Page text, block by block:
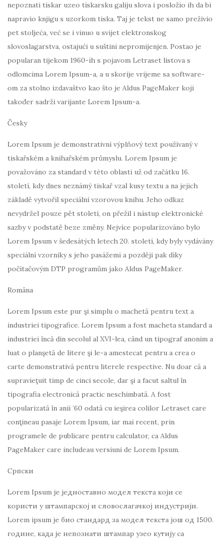
nepoznati tiskar uzeo tiskarsku galiju slova i posložio ih da bi
napravio knjigu s uzorkom tiska. Taj je tekst ne samo preživio
pet stoljeća, već se i vinuo u svijet elektronskog
slovoslagarstva, ostajući u suštini nepromijenjen. Postao je
popularan tijekom 1960-ih s pojavom Letraset listova s
odlomcima Lorem Ipsum-a, a u skorije vrijeme sa software-
om za stolno izdavaštvo kao što je Aldus PageMaker koji
također sadrži varijante Lorem Ipsum-a.
Česky
Lorem Ipsum je demonstrativní výplňový text používaný v
tiskařském a knihařském průmyslu. Lorem Ipsum je
považováno za standard v této oblasti už od začátku 16.
století, kdy dnes neznámý tiskař vzal kusy textu a na jejich
základě vytvořil speciální vzorovou knihu. Jeho odkaz
nevydržel pouze pět století, on přežil i nástup elektronické
sazby v podstatě beze změny. Nejvíce popularizováno bylo
Lorem Ipsum v šedesátých letech 20. století, kdy byly vydávány
speciální vzorníky s jeho pasážemi a později pak díky
počítačovým DTP programům jako Aldus PageMaker.
Româna
Lorem Ipsum este pur şi simplu o machetă pentru text a
industriei tipografice. Lorem Ipsum a fost macheta standard a
industriei încă din secolul al XVI-lea, când un tipograf anonim a
luat o planşetă de litere şi le-a amestecat pentru a crea o
carte demonstrativă pentru literele respective. Nu doar că a
supravieţuit timp de cinci secole, dar şi a facut saltul în
tipografia electronică practic neschimbată. A fost
popularizată în anii ’60 odată cu ieşirea colilor Letraset care
conţineau pasaje Lorem Ipsum, iar mai recent, prin
programele de publicare pentru calculator, ca Aldus
PageMaker care includeau versiuni de Lorem Ipsum.
Српски
Lorem Ipsum је једноставно модел текста који се
користи у штампарској и словослагачкој индустрији.
Lorem ipsum је био стандард за модел текста још од 1500.
године, када је непознати штампар узео кутију са